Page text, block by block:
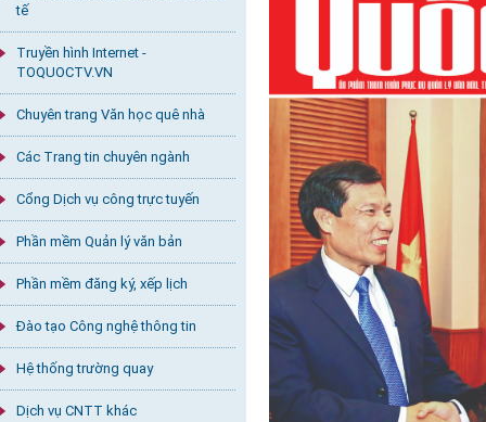
tế
Truyền hình Internet -
TOQUOCTV.VN
Chuyên trang Văn học quê nhà
Các Trang tin chuyên ngành
Cổng Dịch vụ công trực tuyến
Phần mềm Quản lý văn bản
Phần mềm đăng ký, xếp lịch
Đào tạo Công nghệ thông tin
Hệ thống trường quay
Dịch vụ CNTT khác